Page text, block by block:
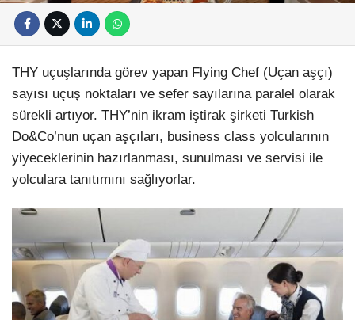
THY uçuşlarında görev yapan Flying Chef (Uçan aşçı)
sayısı uçuş noktaları ve sefer sayılarına paralel olarak
sürekli artıyor. THY’nin ikram iştirak şirketi Turkish
Do&Co’nun uçan aşçıları, business class yolcularının
yiyeceklerinin hazırlanması, sunulması ve servisi ile
yolculara tanıtımını sağlıyorlar.